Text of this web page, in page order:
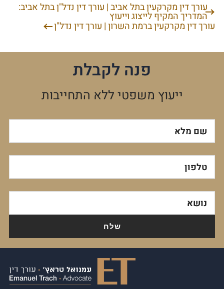
ניווטעורך דין מקרקעין בתל אביב | עורך דין נדל"ן בתל אביב:
המדריך המקיף לייצוג וייעוץ
עורך דין מקרקעין ברמת השרון | עורך דין נדל"ן
פנה לקבלת
ייעוץ משפטי ללא התחייבות
שם מלא
טלפון
נושא